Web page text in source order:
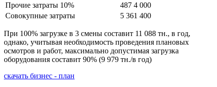
Прочие затраты 10%
487 4 000
Совокупные затраты
5 361 400
При 100% загрузке в 3 смены составит 11 088 тн., в год,
однако, учитывая необходимость проведения плановых
осмотров и работ, максимально допустимая загрузка
оборудования составит 90% (9 979 тн./в год)
скачать бизнес - план